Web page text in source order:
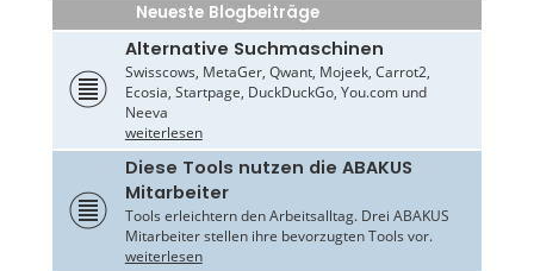
Neueste Blogbeiträge
Alternative Suchmaschinen
Swisscows, MetaGer, Qwant, Mojeek, Carrot2,
Ecosia, Startpage, DuckDuckGo, You.com und
Neeva
weiterlesen
Diese Tools nutzen die ABAKUS
Mitarbeiter
Tools erleichtern den Arbeitsalltag. Drei ABAKUS
Mitarbeiter stellen ihre bevorzugten Tools vor.
weiterlesen